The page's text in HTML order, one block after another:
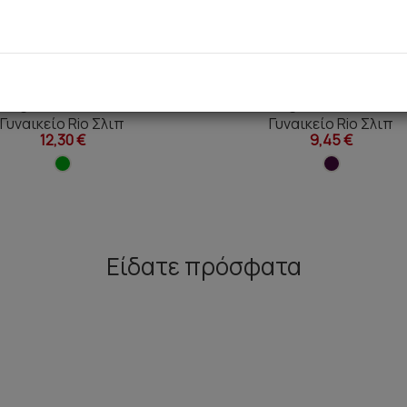
Γυναικείο Rio Σλιπ
12,30 €
Fimelle Elegance TENCEL™
Γυναικείο Rio Σλιπ
9,45 €
Είδατε πρόσφατα